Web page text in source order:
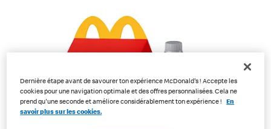
Dernière étape avant de savourer ton expérience McDonald's ! Accepte les
cookies pour une navigation optimale et des offres personnalisées. Cela ne
prend qu'une seconde et améliore considérablement ton expérience !
En
savoir plus sur les cookies.